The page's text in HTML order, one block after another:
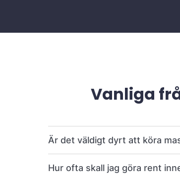
Vanliga
Är det väldigt dyrt att köra
Hur ofta skall jag göra rent